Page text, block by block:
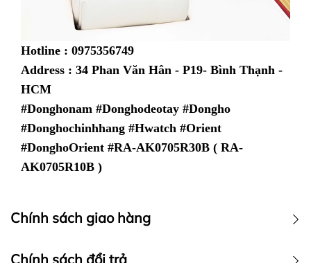
Hotline : 0975356749
Address : 34 Phan Văn Hân - P19- Bình Thạnh -
HCM
#Donghonam #Donghodeotay #Dongho
#Donghochinhhang #Hwatch #Orient
#DonghoOrient #RA-AK0705R30B ( RA-
AK0705R10B )
Chính sách giao hàng
Chính sách đổi trả